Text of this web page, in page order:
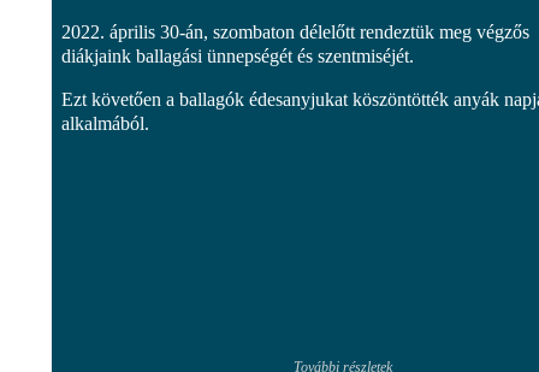
2022. április 30-án, szombaton délelőtt rendeztük meg végzős
diákjaink ballagási ünnepségét és szentmiséjét.
Ezt követően a ballagók édesanyjukat köszöntötték anyák
alkalmából.
További részletek